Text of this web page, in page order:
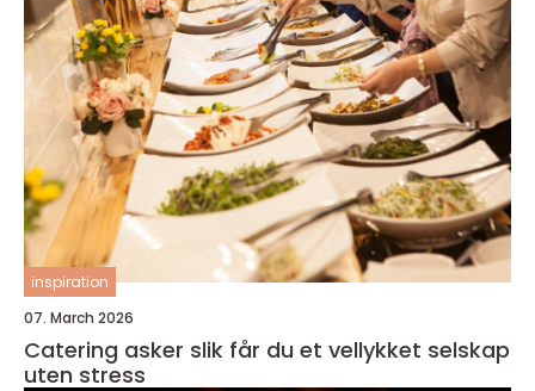
inspiration
07. March 2026
Catering asker slik får du et vellykket selskap
uten stress